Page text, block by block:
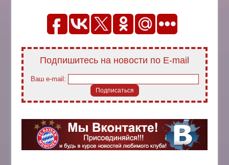
Подпишитесь на новости по E-mail
Ваш e-mail: